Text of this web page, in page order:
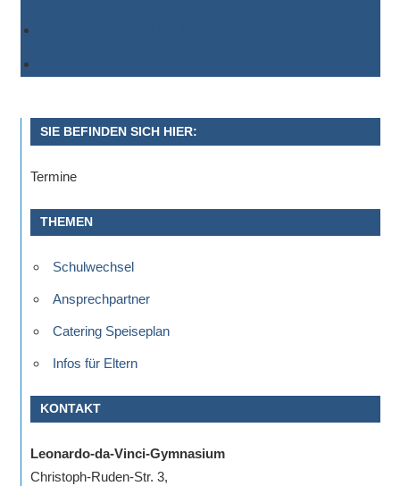
SIE BEFINDEN SICH HIER:
Termine
THEMEN
Schulwechsel
Ansprechpartner
Catering Speiseplan
Infos für Eltern
KONTAKT
Leonardo-da-Vinci-Gymnasium
Christoph-Ruden-Str. 3,